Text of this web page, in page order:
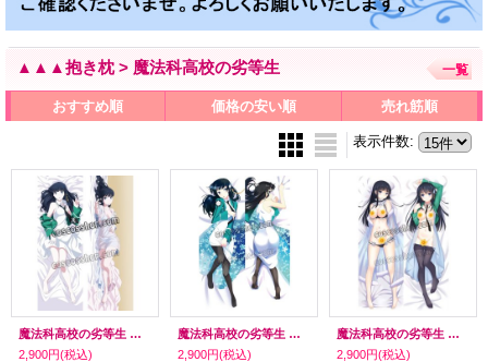
▲▲▲抱き枕 > 魔法科高校の劣等生 一覧
おすすめ順 価格の安い順 売れ筋順
表示件数:
魔法科高校の劣等生 司波深雪風 ●等身大 抱き枕カバー
2,900円(税込)
魔法科高校の劣等生 司波みゆき風 ●等身大 抱き枕カバー
2,900円(税込)
魔法科高校の劣等生 しば みゆき風 ●等身大 抱き枕カバー
2,900円(税込)